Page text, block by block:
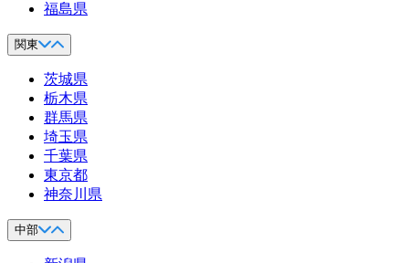
福島県
関東
茨城県
栃木県
群馬県
埼玉県
千葉県
東京都
神奈川県
中部